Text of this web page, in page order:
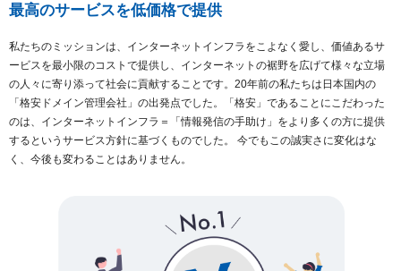
最高のサービスを低価格で提供
私たちのミッションは、インターネットインフラをこよなく愛し、価値あるサ
ービスを最小限のコストで提供し、インターネットの裾野を広げて様々な立場
の人々に寄り添って社会に貢献することです。20年前の私たちは日本国内の
「格安ドメイン管理会社」の出発点でした。「格安」であることにこだわった
のは、インターネットインフラ＝「情報発信の手助け」をより多くの方に提供
するというサービス方針に基づくものでした。 今でもこの誠実さに変化はな
く、今後も変わることはありません。